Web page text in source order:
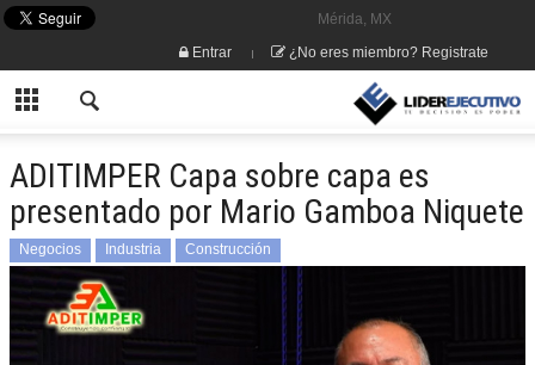
Mérida, MX
Entrar
¿No eres miembro? Registrate
ADITIMPER Capa sobre capa es
presentado por Mario Gamboa Niquete
Negocios Industria Construcción